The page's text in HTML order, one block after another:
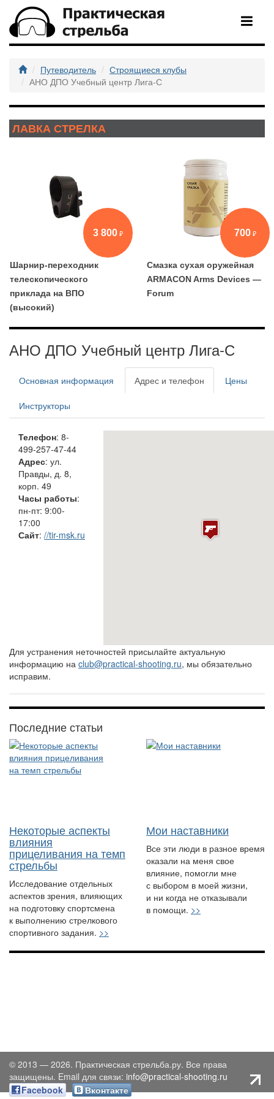
Путеводитель
Строящиеся клубы
АНО ДПО Учебный центр Лига-С
ЛАВКА СТРЕЛКА
3 800
Шарнир-переходник
телескопического
приклада на ВПО
(высокий)
700
Смазка сухая оружейная
ARMACON Arms Devices —
Forum
АНО ДПО Учебный центр Лига-С
Основная информация Адрес и телефон Цены
Инструкторы
Телефон: 8-
499-257-47-44
Адрес: ул.
Правды, д. 8,
корп. 49
Часы работы:
пн-пт: 9:00-
17:00
Сайт: //tir-msk.ru
Для устранения неточностей присылайте актуальную
информацию на club@practical-shooting.ru, мы обязательно
исправим.
Последние статьи
Некоторые аспекты
влияния
прицеливания на темп
стрельбы
Исследование отдельных
аспектов зрения, влияющих
на подготовку спортсмена
к выполнению стрелкового
спортивного задания. >>
Мои наставники
Все эти люди в разное время
оказали на меня свое
влияние, помогли мне
с выбором в моей жизни,
и ни когда не отказывали
в помощи. >>
© 2013 — 2026. Практическая стрельба.ру. Все права
защищены. Email для связи: info@practical-shooting.ru
Facebook
Вконтакте